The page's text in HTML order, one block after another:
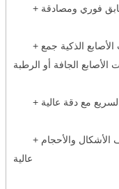
فوري ومصادقة
+ يمكن لخوارزمية التعرف على بصمات الأصابع الذكية جمع
الجافة أو الرطبة
السريع مع دقة عالية
+ دقة التحقق من بصمات الأصابع من مختلف الأشكال والأحجام
عالية